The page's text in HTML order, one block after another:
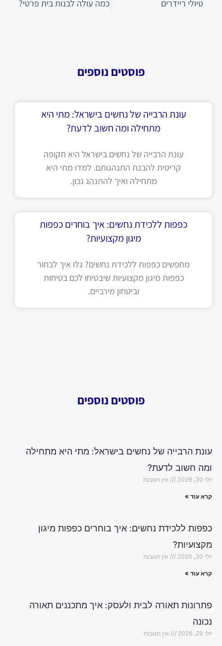
טיולי ריידרים כמה עולה לבנות בית פרטי?
פוסטים נוספים
עונת הרבייה של נחשים בישראל: מתי היא
מתחילה ומה חשוב לדעת?
עונת הרבייה של נחשים בישראל היא תקופה
קריטית להבנת התנהגותם. למדו מתי היא
מתחילה ואיך להתנהג נכון.
כפפות ללכידת נחשים: איך בוחרים כפפות
מיגון מקצועיות?
מחפשים כפפות ללכידת נחשים? גלו איך לבחור
כפפות מיגון מקצועיות שיבטיחו לכם בטיחות
וביטחון מירביים.
פוסטים נוספים
עונת הרבייה של נחשים בישראל: מתי היא מתחילה
ומה חשוב לדעת?
יולי 30, 2026 אין תגובות
קרא עוד »
כפפות ללכידת נחשים: איך בוחרים כפפות מיגון
מקצועיות?
יולי 30, 2026 אין תגובות
קרא עוד »
פתרונות תאורה לבית ולעסק: איך מתכננים תאורה
נכונה
יולי 29, 2026 אין תגובות